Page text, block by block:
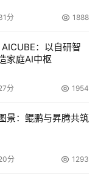
支持热插拔。
Appliance备份
和恢复Microsoft
装界面，用户既不
分 1888
：以自研智
家庭AI中枢
分 1954
景：鲲鹏与昇腾共筑
分 1293